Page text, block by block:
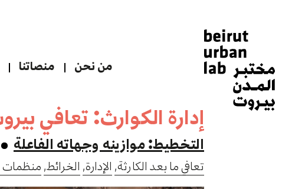
من نحن منصاتنا
إدارة الكوارث: تعافي
التخطيط: موازينه وجهاته الفاعلة
تعافي ما بعد الكارثة, الإدارة, الخرائط,منظمات